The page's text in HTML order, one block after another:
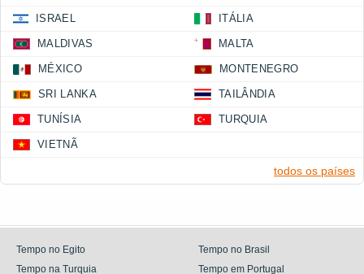
ISRAEL ITÁLIA
MALDIVAS MALTA
MÉXICO MONTENEGRO
SRI LANKA TAILÂNDIA
TUNÍSIA TURQUIA
VIETNÃ
todos os países
Tempo no Egito
Tempo no Brasil
Tempo na Turquia
Tempo em Portugal